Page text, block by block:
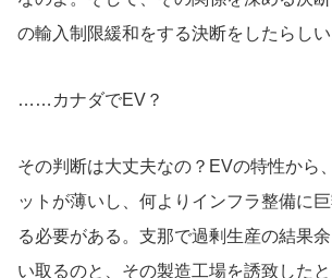
の輸入制限緩和をする決断をしたらしい
……カナダでEV？
その判断は大丈夫なの？EVの特性から
ットが薄いし、何よりインフラ整備に
る必要がある。支那で過剰生産の結果
い取るのと、その製造工場を誘致した